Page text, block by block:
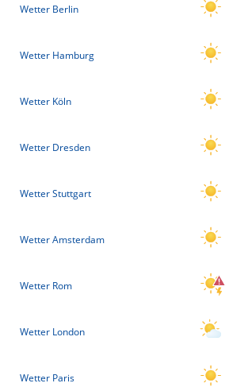
Wetter Berlin
Wetter Hamburg
Wetter Köln
Wetter Dresden
Wetter Stuttgart
Wetter Amsterdam
Wetter Rom
Wetter London
Wetter Paris